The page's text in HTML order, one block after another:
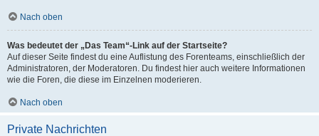
Nach oben
Was bedeutet der „Das Team“-Link auf der Startseite?
Auf dieser Seite findest du eine Auflistung des Forenteams, einschließlich der
Administratoren, der Moderatoren. Du findest hier auch weitere Informationen
wie die Foren, die diese im Einzelnen moderieren.
Nach oben
Private Nachrichten